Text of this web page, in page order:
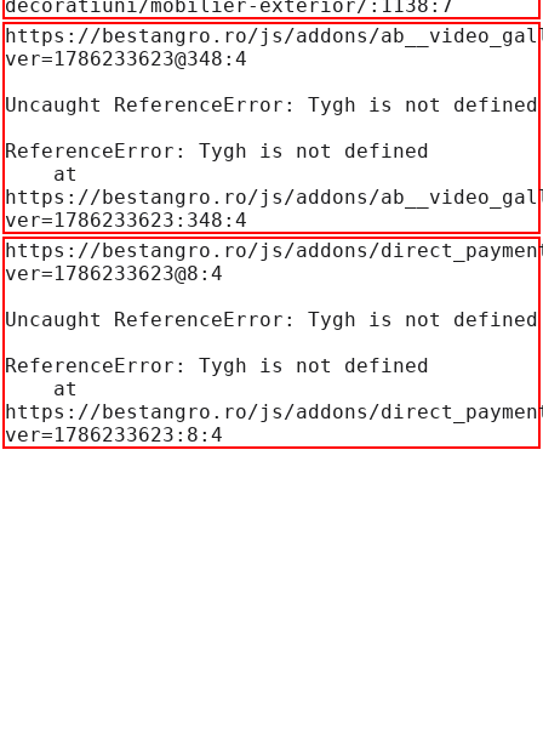
decoratiuni/mobilier-exterior/:1138:7
https://bestangro.ro/js/addons/
ver=1786233623@348:4
Uncaught ReferenceError: Tygh is not defined
ReferenceError: Tygh is not defined
https://bestangro.ro/js/addons/
ver=1786233623:348:4
https://bestangro.ro/js/addons/
ver=1786233623@8:4
Uncaught ReferenceError: Tygh is not defined
ReferenceError: Tygh is not defined
https://bestangro.ro/js/addons/
ver=1786233623:8:4